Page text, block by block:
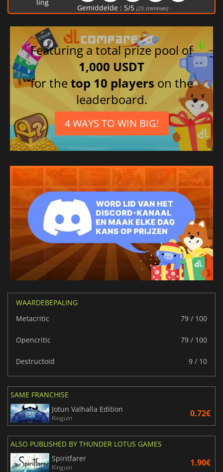
ling
Gemiddelde : 5/5 (25stemmen)
Featuring a total prize pool of
1,000 USDT
for thetop 10 players on the
leaderboard.
4 WAYS TO WIN BIG!
WAARDEBEPALING
Metacritic
79 / 100
Opencritic 79 / 100
Destructoid 9 / 10
SAME FRANCHISE
Jotun Valhalla Edition
Kinguin 0.72€
ALSO PUBLISHED BY THUNDER LOTUS GAMES
Spiritfarer
Kinguin 1.90€